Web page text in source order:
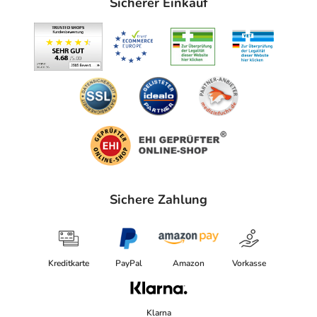
Erwägung zu ziehen.
Ist Ihnen das Arzneimittel trotz einer Gegenanzeige
verordnet worden, sprechen Sie mit Ihrem Arzt oder
Apotheker. Der therapeutische Nutzen kann höher sein,
als das Risiko, das die Anwendung bei einer
Gegenanzeige in sich birgt.
Nebenwirkungen
Welche unerwünschten Wirkungen können auftreten?
- Schwindel
- Verstopfung
- Juckreiz
Sichere Zahlung
Kreditkarte PayPal Amazon Vorkasse
Klarna